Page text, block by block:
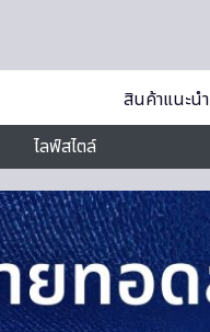
สินค้าแนะนำ
ไลฟ์สไตล์